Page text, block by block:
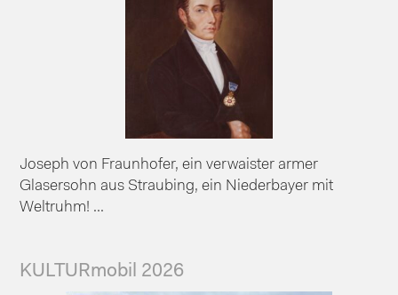
Joseph von Fraunhofer, ein verwaister armer
Glasersohn aus Straubing, ein Niederbayer mit
Weltruhm! ...
KULTURmobil 2026